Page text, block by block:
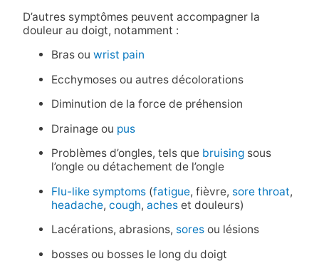
D’autres symptômes peuvent accompagner la
douleur au doigt, notamment :
Bras ou wrist pain
Ecchymoses ou autres décolorations
Diminution de la force de préhension
Drainage ou pus
Problèmes d’ongles, tels que bruisingsous
l’ongle ou détachement de l’ongle
Flu-like symptoms(fatigue, fièvre, sore throat,
headache, cough, acheset douleurs)
Lacérations, abrasions, soresou lésions
bosses ou bosses le long du doigt